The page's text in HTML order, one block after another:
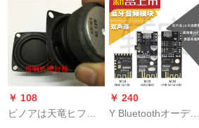
イヤレスモジュルー
ルの不可逆車載スピ
カはブラストであ
る。回路基板のブラ
ストである。トゥル
ス標準版＋カバを変
更する。
高周波机能アクティ
ブ高回転低変换器バ
ーンド制御高忠実无
伤信号车载変换器カ
ースタム単一高回転
低周波周波周波周波
机能
￥ 108
ビノアは天竜ヒフィ
￥ 240
Y Bluetoothオーディ